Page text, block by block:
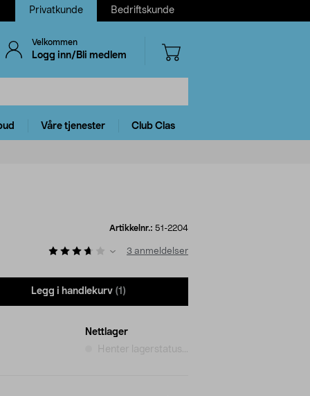
Privatkunde Bedriftskunde
Velkommen
Logg inn/Bli medlem
Våre tjenester Club Clas
Artikkelnr.: 51-2204
3 anmeldelser
Legg i handlekurv (1)
Nettlager
Henter lagerstatus...